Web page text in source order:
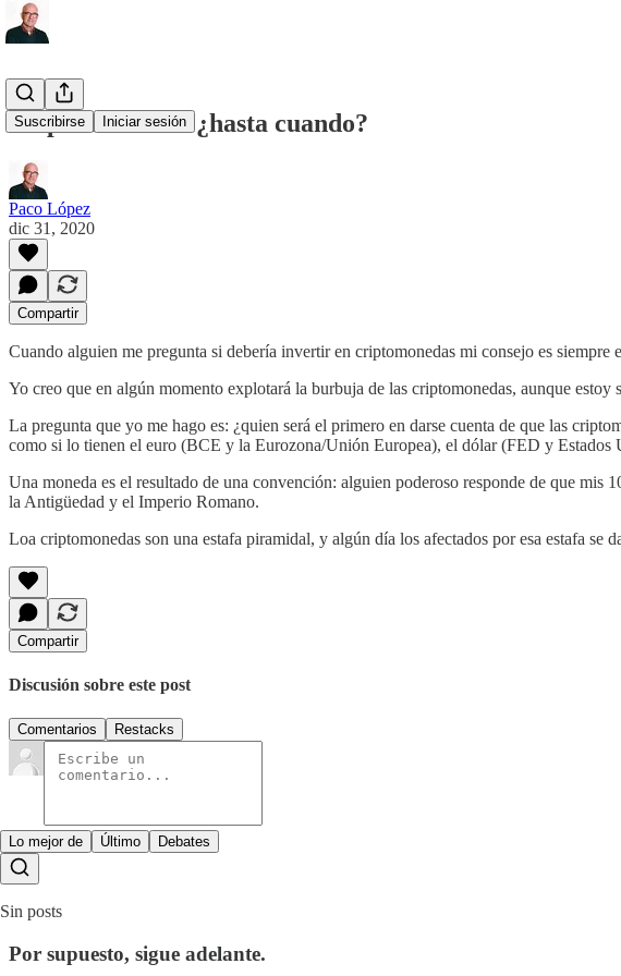
Suscribirse Iniciar sesión
Criptomonedas: ¿hasta cuando?
Paco López
dic 31, 2020
Compartir
Cuando alguien me pregunta si debería invertir en criptomonedas mi consejo es
Yo creo que en algún momento explotará la burbuja de las criptomonedas, aunque estoy
La pregunta que yo me hago es: ¿quien será el primero en darse cuenta de que las
como si lo tienen el euro (BCE y la Eurozona/Unión Europea), el dólar (FED y
Una moneda es el resultado de una convención: alguien poderoso responde de que mis
la Antigüedad y el Imperio Romano.
Loa criptomonedas son una estafa piramidal, y algún día los afectados por esa estafa se
Compartir
Discusión sobre este post
Comentarios Restacks
Lo mejor de Último Debates
Sin posts
Por supuesto, sigue adelante.